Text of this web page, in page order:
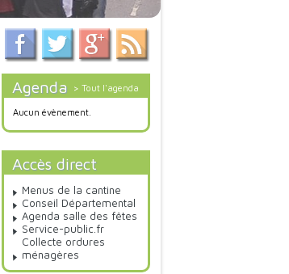
Agenda > Tout l'agenda
Aucun évènement.
Accès direct
Menus de la cantine
Conseil Départemental
Agenda salle des fêtes
Service-public.fr
Collecte ordures
ménagères